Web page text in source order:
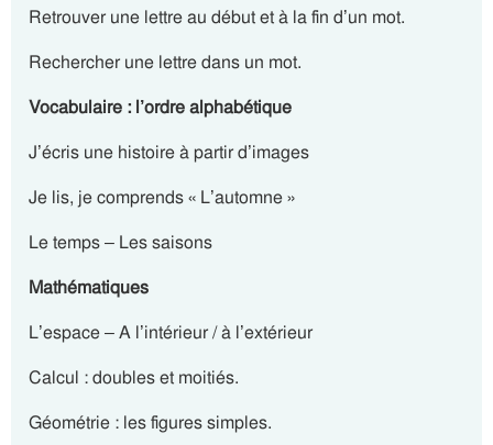
Retrouver une lettre au début et à la fin d’un mot.
Rechercher une lettre dans un mot.
Vocabulaire : l’ordre alphabétique
J’écris une histoire à partir d’images
Je lis, je comprends « L’automne »
Le temps – Les saisons
Mathématiques
L’espace – A l’intérieur / à l’extérieur
Calcul : doubles et moitiés.
Géométrie : les figures simples.